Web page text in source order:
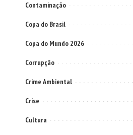
Contaminação
Copa do Brasil
Copa do Mundo 2026
Corrupção
Crime Ambiental
Crise
Cultura